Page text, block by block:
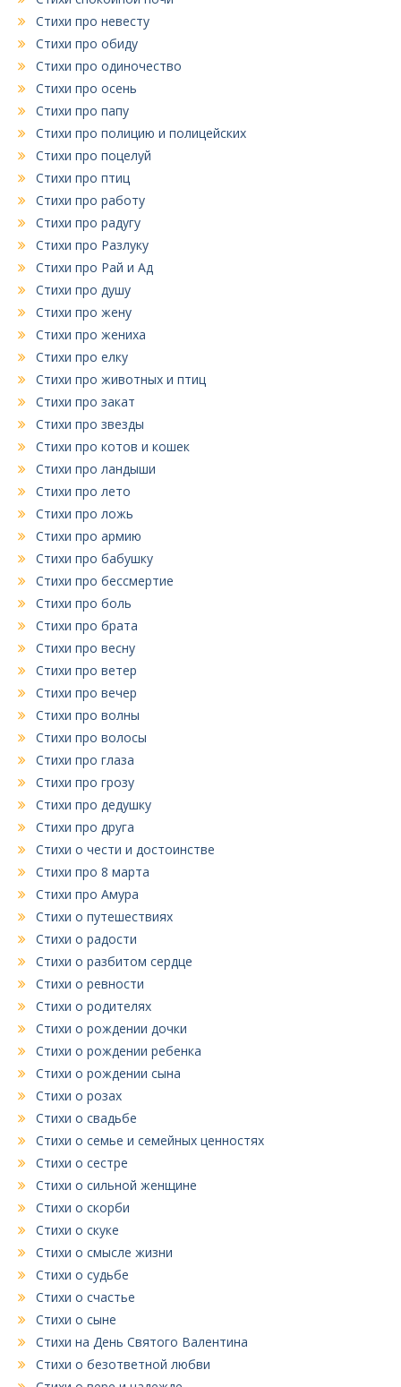
Стихи про невесту
Стихи про обиду
Стихи про одиночество
Стихи про осень
Стихи про папу
Стихи про полицию и полицейских
Стихи про поцелуй
Стихи про птиц
Стихи про работу
Стихи про радугу
Стихи про Разлуку
Стихи про Рай и Ад
Стихи про душу
Стихи про жену
Стихи про жениха
Стихи про елку
Стихи про животных и птиц
Стихи про закат
Стихи про звезды
Стихи про котов и кошек
Стихи про ландыши
Стихи про лето
Стихи про ложь
Стихи про армию
Стихи про бабушку
Стихи про бессмертие
Стихи про боль
Стихи про брата
Стихи про весну
Стихи про ветер
Стихи про вечер
Стихи про волны
Стихи про волосы
Стихи про глаза
Стихи про грозу
Стихи про дедушку
Стихи про друга
Стихи о чести и достоинстве
Стихи про 8 марта
Стихи про Амура
Стихи о путешествиях
Стихи о радости
Стихи о разбитом сердце
Стихи о ревности
Стихи о родителях
Стихи о рождении дочки
Стихи о рождении ребенка
Стихи о рождении сына
Стихи о розах
Стихи о свадьбе
Стихи о семье и семейных ценностях
Стихи о сестре
Стихи о сильной женщине
Стихи о скорби
Стихи о скуке
Стихи о смысле жизни
Стихи о судьбе
Стихи о счастье
Стихи о сыне
Стихи на День Святого Валентина
Стихи о безответной любви